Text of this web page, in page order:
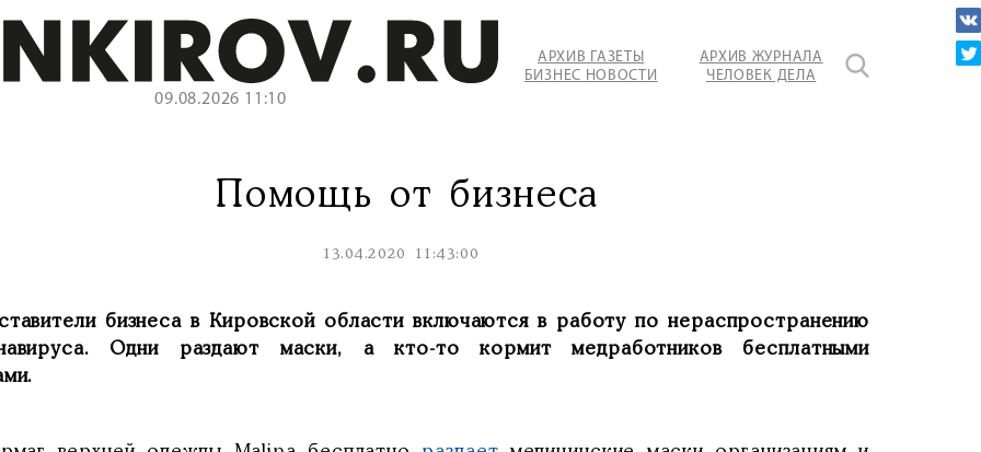
09.08.2026 11:10
АРХИВ ГАЗЕТЫ
БИЗНЕС НОВОСТИ
АРХИВ ЖУРНАЛА
ЧЕЛОВЕК ДЕЛА
Помощь от бизнеса
13.04.2020 11:43:00
бизнеса в Кировской области включаются в работу по нераспространению
Одни раздают маски, а кто-то кормит медработников бесплатными